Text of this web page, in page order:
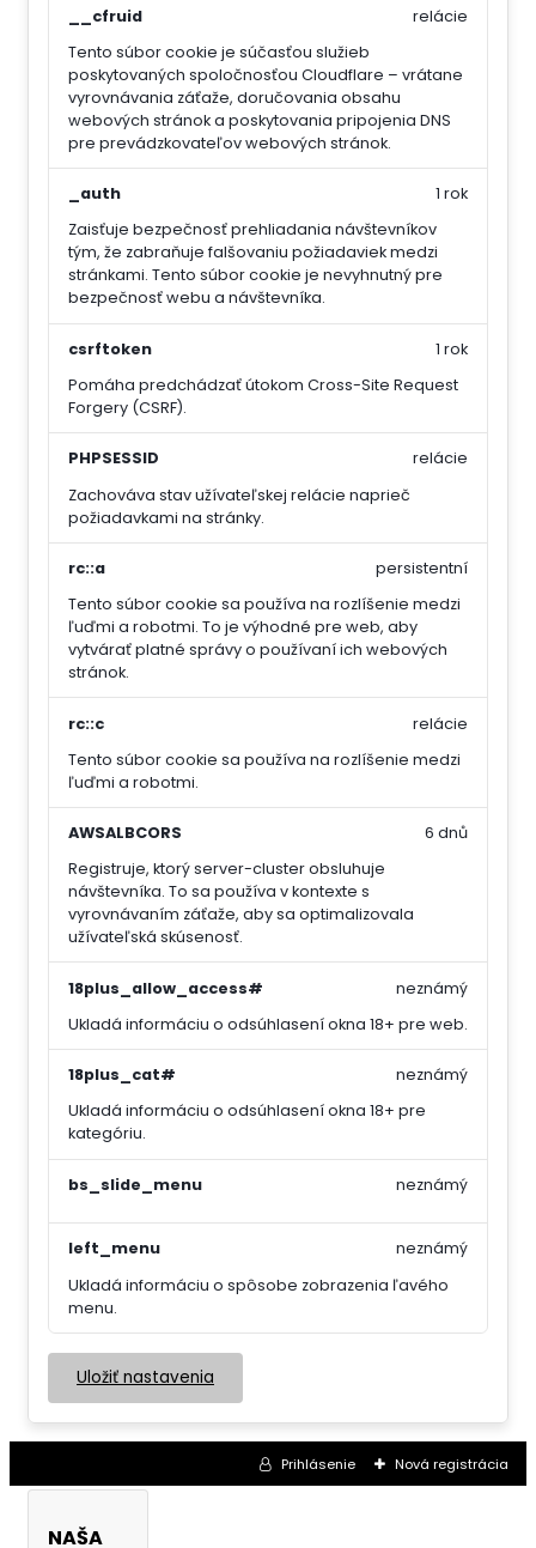
__cfruid
Tento súbor cookie je súčasťou služieb
poskytovaných spoločnosťou Cloudflare – vrátane
vyrovnávania záťaže, doručovania obsahu
webových stránok a poskytovania pripojenia DNS
pre prevádzkovateľov webových stránok.
relácie
_auth
Zaisťuje bezpečnosť prehliadania návštevníkov
tým, že zabraňuje falšovaniu požiadaviek medzi
stránkami. Tento súbor cookie je nevyhnutný pre
bezpečnosť webu a návštevníka.
1 rok
csrftoken
Pomáha predchádzať útokom Cross-Site Request
Forgery (CSRF).
1 rok
PHPSESSID
Zachováva stav užívateľskej relácie naprieč
požiadavkami na stránky.
relácie
rc::a
Tento súbor cookie sa používa na rozlíšenie medzi
ľuďmi a robotmi. To je výhodné pre web, aby
vytvárať platné správy o používaní ich webových
stránok.
persistentní
rc::c
Tento súbor cookie sa používa na rozlíšenie medzi
ľuďmi a robotmi.
relácie
AWSALBCORS
Registruje, ktorý server-cluster obsluhuje
návštevníka. To sa používa v kontexte s
vyrovnávaním záťaže, aby sa optimalizovala
užívateľská skúsenosť.
6 dnů
18plus_allow_access#
Ukladá informáciu o odsúhlasení okna 18+ pre web.
neznámý
18plus_cat#
Ukladá informáciu o odsúhlasení okna 18+ pre
kategóriu.
neznámý
bs_slide_menu neznámý
left_menu
Ukladá informáciu o spôsobe zobrazenia ľavého
menu.
neznámý
Uložiť nastavenia
Prihlásenie Nová registrácia
NAŠA